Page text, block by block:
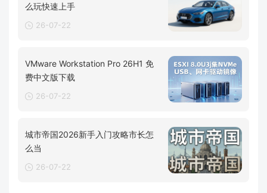
么玩快速上手
26-07-22
VMware Workstation Pro 26H1 免
费中文版下载
26-07-22
城市帝国2026新手入门攻略市长怎
么当
26-07-22